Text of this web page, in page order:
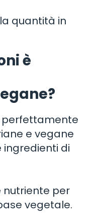
quantità in
è
perfettamente
e vegane
ingredienti di
nutriente per
vegetale.